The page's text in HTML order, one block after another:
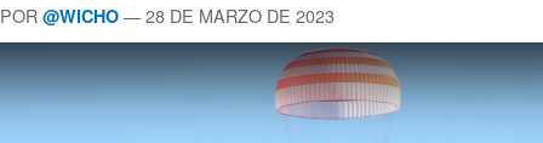
POR @WICHO — 28 DE MARZO DE 2023